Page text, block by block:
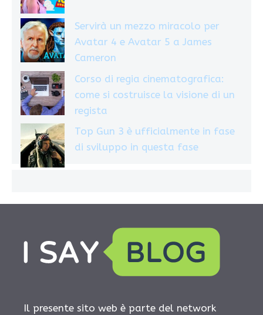
Servirà un mezzo miracolo per
Avatar 4 e Avatar 5 a James
Cameron
Corso di regia cinematografica:
come si costruisce la visione di un
regista
Top Gun 3 è ufficialmente in fase
di sviluppo in questa fase
Il presente sito web è parte del network